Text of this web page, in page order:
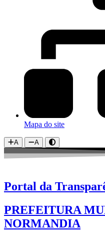
Mapa do site
A A
Portal da
PREFEITURA
NORMANDIA